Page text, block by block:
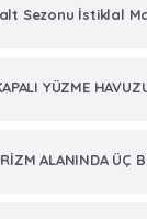
Sezonu İstiklal
YÜZME
ALANINDA ÜÇ